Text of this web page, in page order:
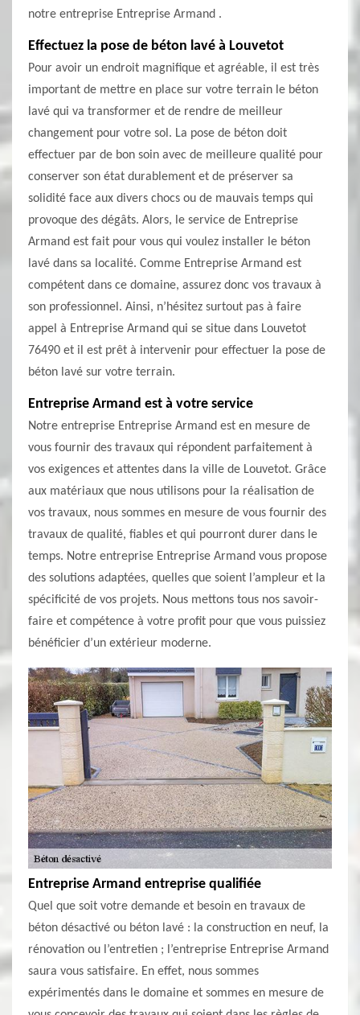
notre entreprise Entreprise Armand .
Effectuez la pose de béton lavé à Louvetot
Pour avoir un endroit magnifique et agréable, il est très
important de mettre en place sur votre terrain le béton
lavé qui va transformer et de rendre de meilleur
changement pour votre sol. La pose de béton doit
effectuer par de bon soin avec de meilleure qualité pour
conserver son état durablement et de préserver sa
solidité face aux divers chocs ou de mauvais temps qui
provoque des dégâts. Alors, le service de Entreprise
Armand est fait pour vous qui voulez installer le béton
lavé dans sa localité. Comme Entreprise Armand est
compétent dans ce domaine, assurez donc vos travaux à
son professionnel. Ainsi, n’hésitez surtout pas à faire
appel à Entreprise Armand qui se situe dans Louvetot
76490 et il est prêt à intervenir pour effectuer la pose de
béton lavé sur votre terrain.
Entreprise Armand est à votre service
Notre entreprise Entreprise Armand est en mesure de
vous fournir des travaux qui répondent parfaitement à
vos exigences et attentes dans la ville de Louvetot. Grâce
aux matériaux que nous utilisons pour la réalisation de
vos travaux, nous sommes en mesure de vous fournir des
travaux de qualité, fiables et qui pourront durer dans le
temps. Notre entreprise Entreprise Armand vous propose
des solutions adaptées, quelles que soient l’ampleur et la
spécificité de vos projets. Nous mettons tous nos savoir-
faire et compétence à votre profit pour que vous puissiez
bénéficier d’un extérieur moderne.
Entreprise Armand entreprise qualifiée
Quel que soit votre demande et besoin en travaux de
béton désactivé ou béton lavé : la construction en neuf, la
rénovation ou l’entretien ; l’entreprise Entreprise Armand
saura vous satisfaire. En effet, nous sommes
expérimentés dans le domaine et sommes en mesure de